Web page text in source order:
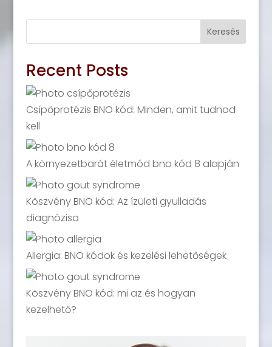
Keresés
Recent Posts
Csípőprotézis BNO kód: Minden, amit tudnod
kell
A környezetbarát életmód bno kód 8 alapján
Köszvény BNO kód: Az ízületi gyulladás
diagnózisa
Allergia: BNO kódok és kezelési lehetőségek
Köszvény BNO kód: mi az és hogyan
kezelhető?